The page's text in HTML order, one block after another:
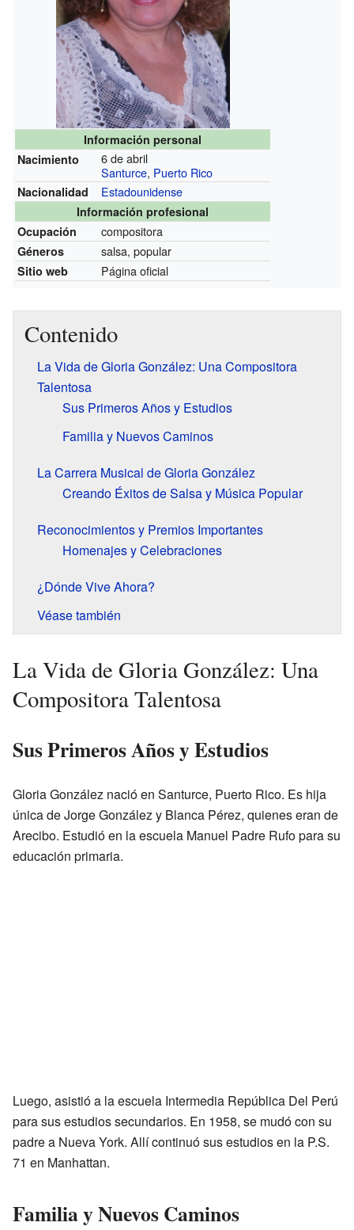
Información personal
Nacimiento
6 de abril
Santurce, Puerto Rico
Nacionalidad Estadounidense
Información profesional
Ocupación
compositora
Géneros salsa, popular
Sitio web Página oficial
Contenido
La Vida de Gloria González: Una Compositora
Talentosa
Sus Primeros Años y Estudios
Familia y Nuevos Caminos
La Carrera Musical de Gloria González
Creando Éxitos de Salsa y Música Popular
Reconocimientos y Premios Importantes
Homenajes y Celebraciones
¿Dónde Vive Ahora?
Véase también
La Vida de Gloria González: Una
Compositora Talentosa
Sus Primeros Años y Estudios
Gloria González nació en Santurce, Puerto Rico. Es hija
única de Jorge González y Blanca Pérez, quienes eran de
Arecibo. Estudió en la escuela Manuel Padre Rufo para su
educación primaria.
Luego, asistió a la escuela Intermedia República Del Perú
para sus estudios secundarios. En 1958, se mudó con su
padre a Nueva York. Allí continuó sus estudios en la P.S.
71 en Manhattan.
Familia y Nuevos Caminos